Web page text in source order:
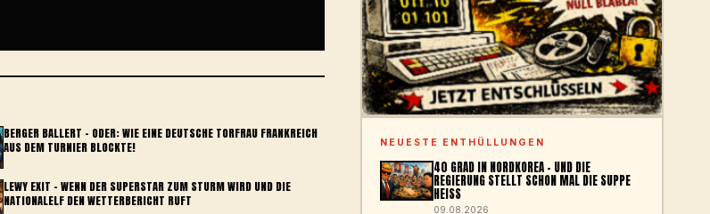
BERGER BALLERT – ODER: WIE EINE DEUTSCHE TORFRAU FRANKREICH
AUS DEM TURNIER BLOCKTE!
LEWY EXIT – WENN DER SUPERSTAR ZUM STURM WIRD UND DIE
NATIONALELF DEN WETTERBERICHT RUFT
NEUESTE ENTHÜLLUNGEN
40 GRAD IN NORDKOREA – UND DIE
REGIERUNG STELLT SCHON MAL DIE SUPPE
HEISS
09.08.2026